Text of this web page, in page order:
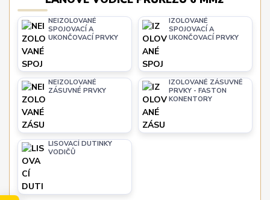
NEIZOLOVANÉ
SPOJOVACÍ A
UKONČOVACÍ PRVKY
IZOLOVANÉ
SPOJOVACÍ A
UKONČOVACÍ PRVKY
NEIZOLOVANÉ
ZÁSUVNÉ PRVKY
IZOLOVANÉ ZÁSUVNÉ
PRVKY - FASTON
KONENTORY
LISOVACÍ DUTINKY
VODIČŮ